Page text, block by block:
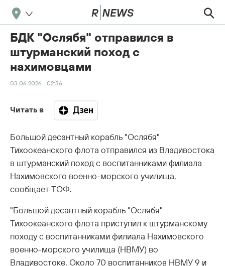
БДК "Ослябя" отправился в
штурманский поход с
нахимовцами
03.06.2026 02:36
Читать в
Большой десантный корабль "Ослябя"
Тихоокеанского флота отправился из Владивостока
в штурманский поход с воспитанниками филиала
Нахимовского военно-морского училища,
сообщает ТОФ.
"Большой десантный корабль "Ослябя"
Тихоокеанского флота приступил к штурманскому
походу с воспитанниками филиала Нахимовского
военно-морского училища (НВМУ) во
Владивостоке. Около 70 воспитанников НВМУ 9 и